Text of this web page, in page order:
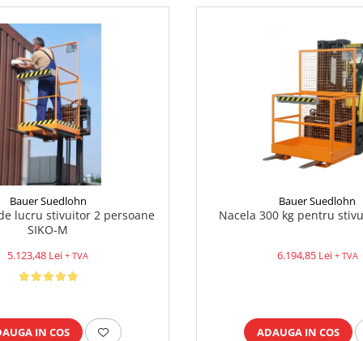
Bauer Suedlohn
lucru stivuitor 2 persoane
SIKO-M
5.123,48 Lei + TVA
IN COS
Bauer Suedlohn
Nacela 300 kg pentru
6.194,85 Lei + TVA
ADAUGA IN COS